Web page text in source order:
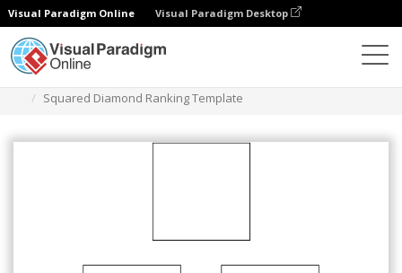
Visual Paradigm Online Visual Paradigm Desktop
Squared Diamond Ranking Template